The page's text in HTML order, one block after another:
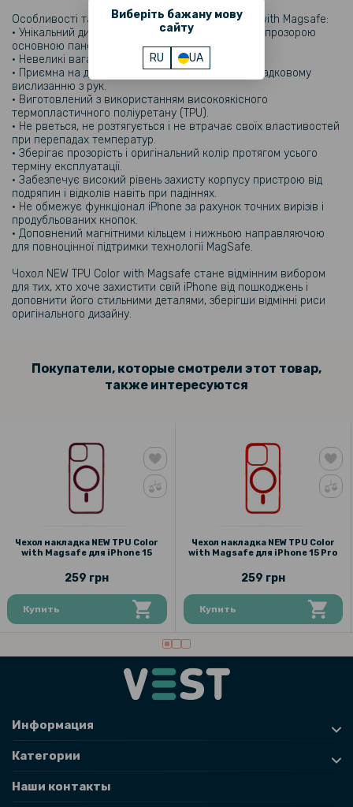
Виберіть бажану мову
сайту
RU UA
Особливості та переваги чохла NEW TPU Color with Magsafe:
• Унікальний дизайн із кольоровими деталями та прозорою
основною панеллю.
• Невеликі вага і товщина.
• Приємна на дотик поверхня, яка запобігає випадковому
вислизанню з рук.
• Виготовлений з використанням високоякісного
термопластичного поліуретану (TPU).
• Не рветься, не розтягується і не втрачає своїх властивостей
при перепадах температур.
• Зберігає прозорість і оригінальний колір протягом усього
терміну експлуатації.
• Забезпечує високий рівень захисту корпусу пристрою від
подряпин і відколів навіть при падіннях.
• Не обмежує функціонал iPhone за рахунок точних вирізів і
продубльованих кнопок.
• Доповнений магнітними кільцем і нижньою направляючою
для повноцінної підтримки технології MagSafe.
Чохол NEW TPU Color with Magsafe стане відмінним вибором
для тих, хто хоче захистити свій iPhone від пошкоджень і
доповнити його стильними деталями, зберігши відмінні риси
оригінального дизайну.
Покупатели, которые смотрели этот товар,
также интересуются
Чехол накладка NEW TPU Color
with Magsafe для iPhone 15
259 грн
Купить
Чехол накладка NEW TPU Color
with Magsafe для iPhone 15 Pro
259 грн
Купить
Информация
Категории
Наши контакты